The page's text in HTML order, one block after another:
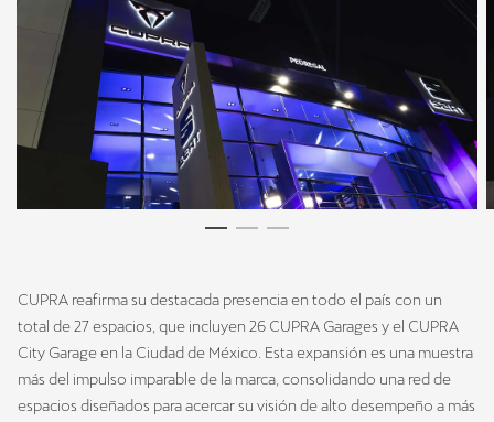
CUPRA reafirma su destacada presencia en todo el país con un
total de 27 espacios, que incluyen 26 CUPRA Garages y el CUPRA
City Garage en la Ciudad de México. Esta expansión es una muestra
más del impulso imparable de la marca, consolidando una red de
espacios diseñados para acercar su visión de alto desempeño a más